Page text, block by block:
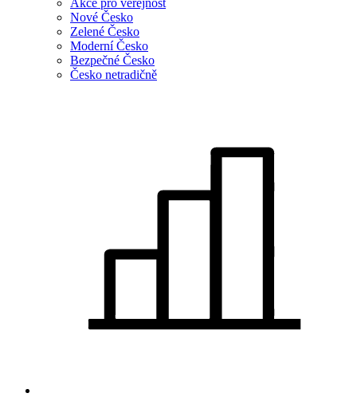
Akce pro veřejnost
Nové Česko
Zelené Česko
Moderní Česko
Bezpečné Česko
Česko netradičně